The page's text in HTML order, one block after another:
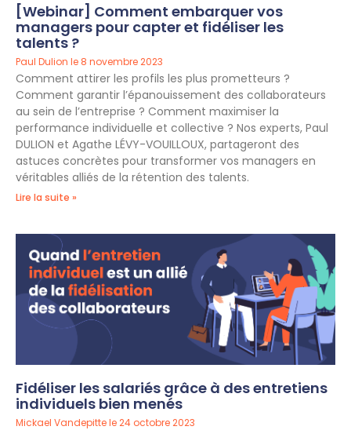
[Webinar] Comment embarquer vos
managers pour capter et fidéliser les
talents ?
Paul Dulion 8 novembre 2023
Comment attirer les profils les plus prometteurs ?
Comment garantir l’épanouissement des collaborateurs
au sein de l’entreprise ? Comment maximiser la
performance individuelle et collective ? Nos experts, Paul
DULION et Agathe LÉVY-VOUILLOUX, partageront des
astuces concrètes pour transformer vos managers en
véritables alliés de la rétention des talents.
Lire la suite »
Fidéliser les salariés grâce à des entretiens
individuels bien menés
Mickael Vandepitte 24 octobre 2023